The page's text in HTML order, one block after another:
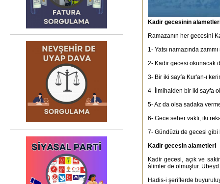
Kadir gecesinin
Ramazanın her gecesini
1- Yatsı namazında
2- Kadir gecesi okunacak
3- Bir iki sayfa Kur'an-ı
4- İlmihalden bir iki sayfa
5- Az da olsa sadaka
6- Gece seher vakti, iki
7- Gündüzü de gecesi
Kadir gecesin alametleri
Kadir gecesi, açık ve
âlimler de olmuştur.
Hadis-i şeriflerde